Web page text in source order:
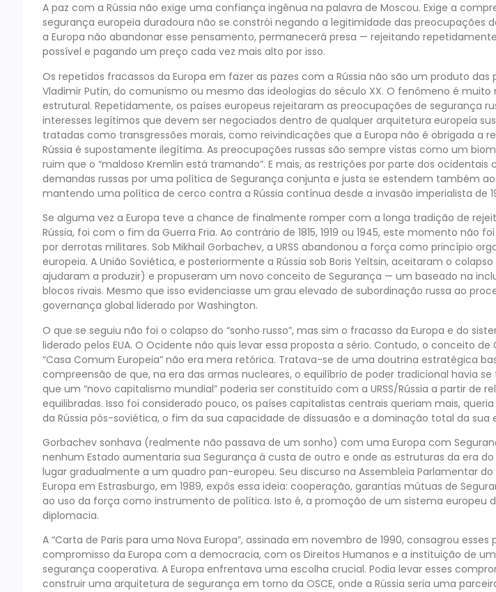
A paz com a Rússia não exige uma confiança ingênua na palavra de Moscou. Exige a
segurança europeia duradoura não se constrói negando a legitimidade das preocupações
a Europa não abandonar esse pensamento, permanecerá presa — rejeitando
possível e pagando um preço cada vez mais alto por isso.
Os repetidos fracassos da Europa em fazer as pazes com a Rússia não são um produto das
Vladimir Putin, do comunismo ou mesmo das ideologias do século XX. O fenômeno é muito
estrutural. Repetidamente, os países europeus rejeitaram as preocupações de segurança
interesses legítimos que devem ser negociados dentro de qualquer arquitetura europeia
tratadas como transgressões morais, como reivindicações que a Europa não é obrigada a
Rússia é supostamente ilegítima. As preocupações russas são sempre vistas como um
ruim que o “maldoso Kremlin está tramando”. E mais, as restrições por parte dos ocidentais
demandas russas por uma política de Segurança conjunta e justa se estendem também
mantendo uma política de cerco contra a Rússia contínua desde a invasão imperialista de
Se alguma vez a Europa teve a chance de finalmente romper com a longa tradição de
Rússia, foi com o fim da Guerra Fria. Ao contrário de 1815, 1919 ou 1945, este momento não
por derrotas militares. Sob Mikhail Gorbachev, a URSS abandonou a força como princípio
europeia. A União Soviética, e posteriormente a Rússia sob Boris Yeltsin, aceitaram o colapso
ajudaram a produzir) e propuseram um novo conceito de Segurança — um baseado na
blocos rivais. Mesmo que isso evidenciasse um grau elevado de subordinação russa ao
governança global liderado por Washington.
O que se seguiu não foi o colapso do “sonho russo”, mas sim o fracasso da Europa e do
liderado pelos EUA. O Ocidente não quis levar essa proposta a sério. Contudo, o conceito
“Casa Comum Europeia” não era mera retórica. Tratava-se de uma doutrina estratégica
compreensão de que, na era das armas nucleares, o equilíbrio de poder tradicional havia se
que um “novo capitalismo mundial” poderia ser constituído com a URSS/Rússia a partir de
equilibradas. Isso foi considerado pouco, os países capitalistas centrais queriam mais,
da Rússia pós-soviética, o fim da sua capacidade de dissuasão e a dominação total da sua
Gorbachev sonhava (realmente não passava de um sonho) com uma Europa com
nenhum Estado aumentaria sua Segurança à custa de outro e onde as estruturas da era
lugar gradualmente a um quadro pan-europeu. Seu discurso na Assembleia Parlamentar do
Europa em Estrasburgo, em 1989, expôs essa ideia: cooperação, garantias mútuas de
ao uso da força como instrumento de política. Isto é, a promoção de um sistema europeu
diplomacia.
A “Carta de Paris para uma Nova Europa”, assinada em novembro de 1990, consagrou esses
compromisso da Europa com a democracia, com os Direitos Humanos e a instituição de
segurança cooperativa. A Europa enfrentava uma escolha crucial. Podia levar esses
construir uma arquitetura de segurança em torno da OSCE, onde a Rússia seria uma